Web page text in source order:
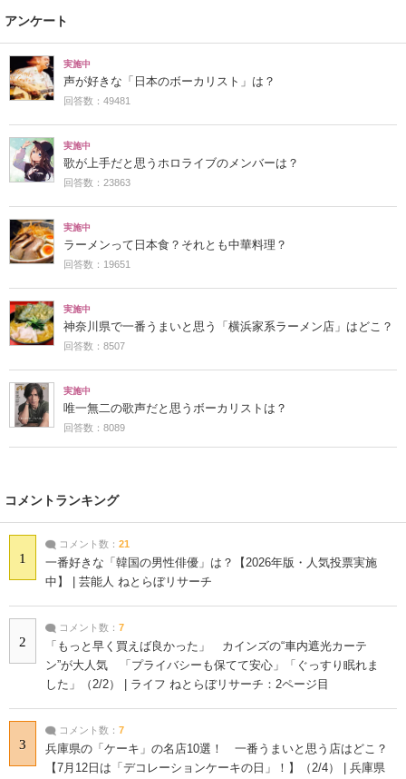
アンケート
実施中
声が好きな「日本のボーカリスト」は？
回答数：49481
実施中
歌が上手だと思うホロライブのメンバーは？
回答数：23863
実施中
ラーメンって日本食？それとも中華料理？
回答数：19651
実施中
神奈川県で一番うまいと思う「横浜家系ラーメン店」はどこ？
回答数：8507
実施中
唯一無二の歌声だと思うボーカリストは？
回答数：8089
コメントランキング
1
コメント数： 21
一番好きな「韓国の男性俳優」は？【2026年版・人気投票実施
中】 | 芸能人 ねとらぼリサーチ
2
コメント数： 7
「もっと早く買えば良かった」 カインズの“車内遮光カーテ
ン”が大人気 「プライバシーも保てて安心」「ぐっすり眠れま
した」（2/2） | ライフ ねとらぼリサーチ：2ページ目
3
コメント数： 7
兵庫県の「ケーキ」の名店10選！ 一番うまいと思う店はどこ？
【7月12日は「デコレーションケーキの日」！】（2/4） | 兵庫県